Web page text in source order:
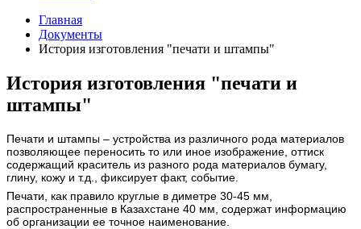
Главная
Документы
История изготовления "печати и штампы"
История изготовления "печати и
штампы"
Печати и штампы – устройства из различного рода материалов
позволяющее переносить то или иное изображение, оттиск
содержащий краситель из разного рода материалов бумагу,
глину, кожу и т.д., фиксирует факт, событие.
Печати, как правило круглые в диметре 30-45 мм,
распространенные в Казахстане 40 мм, содержат информацию
об организации ее точное наименование.